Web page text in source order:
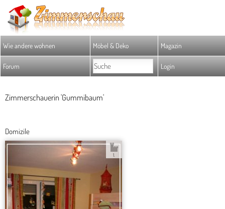
Wie andere wohnen Möbel & Deko Magazin
Forum Login
Zimmerschauerin 'Gummibaum'
Domizile
1.